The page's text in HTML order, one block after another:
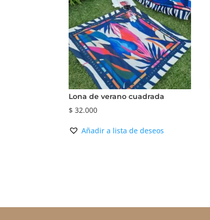
Lona de verano cuadrada
$ 32.000
Añadir a lista de deseos